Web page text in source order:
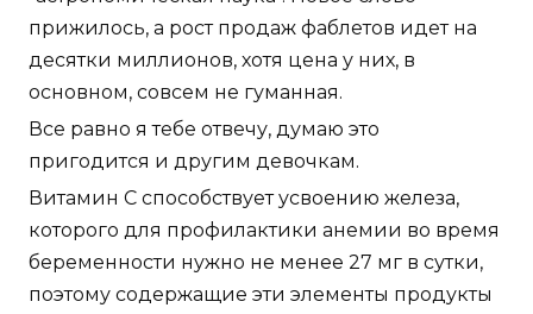
прижилось, а рост продаж фаблетов идет на
десятки миллионов, хотя цена у них, в
основном, совсем не гуманная.
Все равно я тебе отвечу, думаю это
пригодится и другим девочкам.
Витамин С способствует усвоению железа,
которого для профилактики анемии во время
беременности нужно не менее 27 мг в сутки,
поэтому содержащие эти элементы продукты